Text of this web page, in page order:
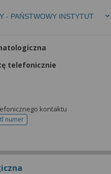
- PAŃSTWOWY INSTYTUT
telefonicznie
kontaktu
numer
telefonu do rejestracji